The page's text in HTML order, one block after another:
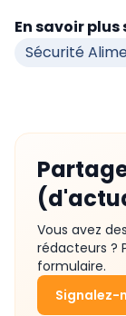
En savoir plus
Sécurité
Vous avez
rédacteurs ?
formulaire.
Signalez-